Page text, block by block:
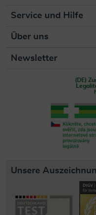
Service und Hilfe
Über uns
Newsletter
(DE)
Unsere